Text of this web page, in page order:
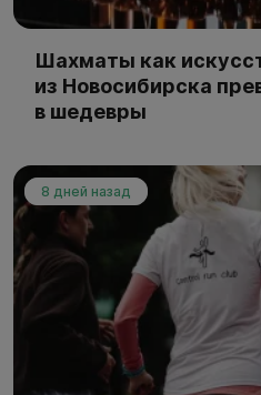
Шахматы как
из Новосибирска
в шедевры
8 дней назад